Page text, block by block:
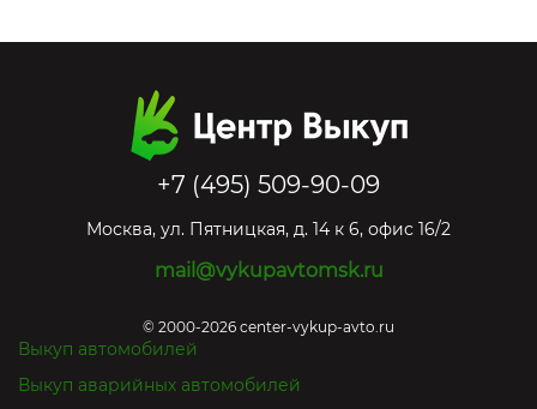
+7 (495) 509-90-09
Москва, ул. Пятницкая, д. 14 к 6, офис 16/2
mail@vykupavtomsk.ru
© 2000-2026 center-vykup-avto.ru
Выкуп автомобилей
Выкуп аварийных автомобилей